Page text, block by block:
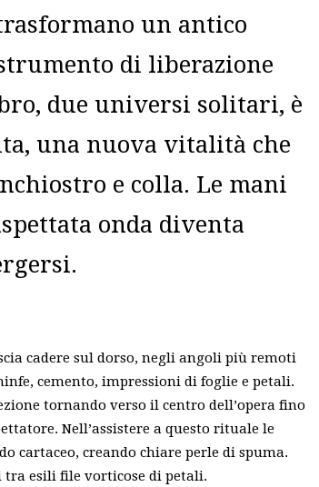
un antico
di liberazione
due universi solitari, è
una nuova vitalità che
e colla. Le mani
onda diventa
cadere sul dorso, negli angoli più remoti
cemento, impressioni di foglie e petali.
tornando verso il centro dell’opera fino
Nell’assistere a questo rituale le
cartaceo, creando chiare perle di spuma.
tra esili file vorticose di petali.